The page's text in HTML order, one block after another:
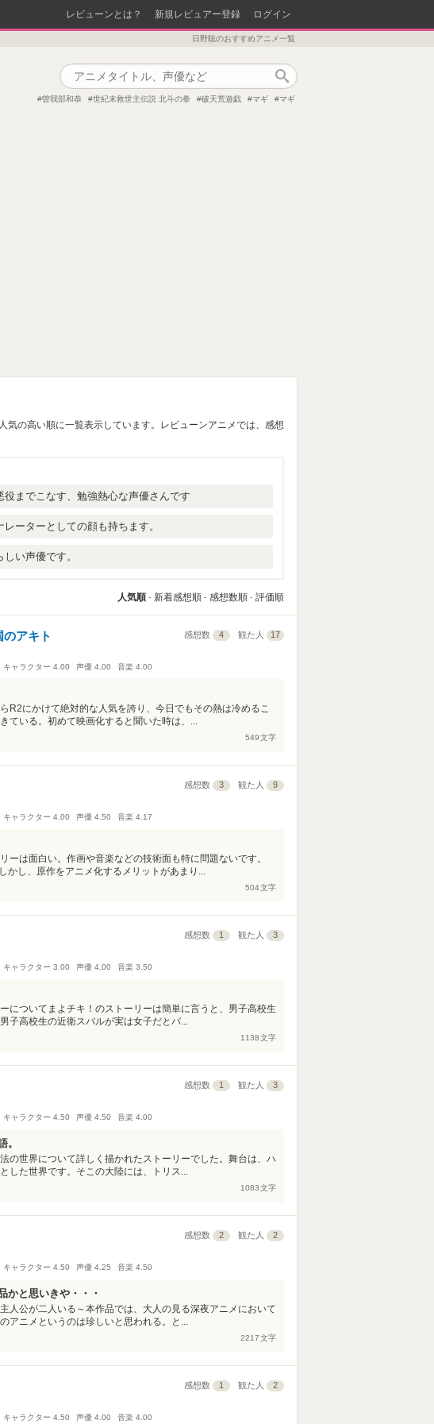
レビューンとは？ 新規レビュアー登録 ログイン
日野聡のおすすめアニメ一覧
曽我部和恭 世紀末救世主伝説 北斗の拳 破天荒遊戯 マギ マギ
気の高い順に一覧表示しています。レビューンアニメでは、感想
までこなす、勉強熱心な声優さんです
ーターとしての顔も持ちます。
い声優です。
人気順 新着感想順 感想数順 評価順
アキト 感想数 4 観た人 17
キャラクター 4.00 声優 4.00 音楽 4.00
R2にかけて絶対的な人気を誇り、今日でもその熱は冷めるこ
ている。初めて映画化すると聞いた時は、...
549文字
感想数 3 観た人 9
キャラクター 4.00 声優 4.50 音楽 4.17
ーは面白い。作画や音楽などの技術面も特に問題ないです。
かし、原作をアニメ化するメリットがあまり...
504文字
感想数 1 観た人 3
キャラクター 3.00 声優 4.00 音楽 3.50
についてまよチキ！のストーリーは簡単に言うと、男子高校生
子高校生の近衛スバルが実は女子だとバ...
1138文字
感想数 1 観た人 3
キャラクター 4.50 声優 4.50 音楽 4.00
。
の世界について詳しく描かれたストーリーでした。舞台は、ハ
した世界です。そこの大陸には、トリス...
1083文字
感想数 2 観た人 2
キャラクター 4.50 声優 4.25 音楽 4.50
かと思いきや・・・
人公が二人いる～本作品では、大人の見る深夜アニメにおいて
アニメというのは珍しいと思われる。と...
2217文字
感想数 1 観た人 2
キャラクター 4.50 声優 4.00 音楽 4.00